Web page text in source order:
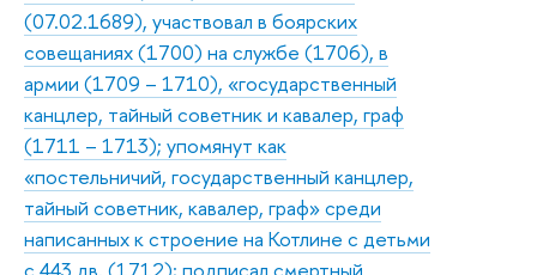
(07.02.1689), участвовал в боярских
совещаниях (1700) на службе (1706), в
армии (1709 – 1710), «государственный
канцлер, тайный советник и кавалер, граф
(1711 – 1713); упомянут как
«постельничий, государственный канцлер,
тайный советник, кавалер, граф» среди
написанных к строение на Котлине с детьми